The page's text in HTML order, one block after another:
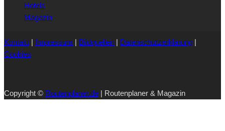
Hotels
Magazin
Kontakt | Impressum | Bildquellen | Datenschutzerklärung |
Cookies
Copyright © Routenplaner.de | Routenplaner & Magazin